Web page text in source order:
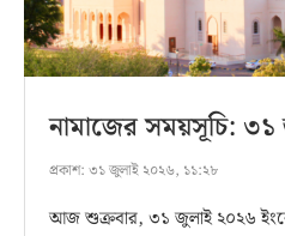
নামাজের সময়সূচি:
প্রকাশ: ৩১ জুলাই ২০২৬, ১১:২৮
আজ শুক্রবার, ৩১ জুলাই ২০২৬